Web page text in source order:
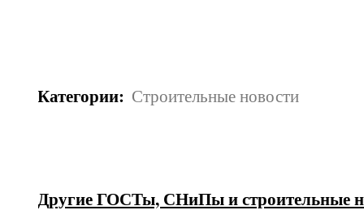
Категории: Строительные новости
Другие ГОСТы, СНиПы и строительные